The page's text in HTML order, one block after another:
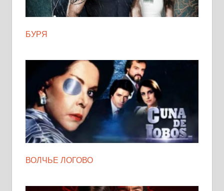
БУРЯ
ВОЛЧЬЕ ЛОГОВО